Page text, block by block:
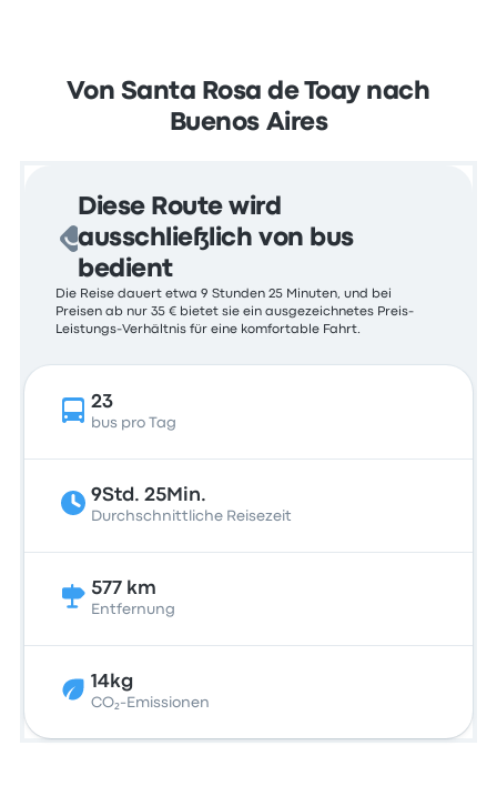
Von Santa Rosa de Toay nach
Buenos Aires
Diese Route wird
ausschließlich von bus
bedient
Die Reise dauert etwa 9 Stunden 25 Minuten, und bei
Preisen ab nur 35 € bietet sie ein ausgezeichnetes Preis-
Leistungs-Verhältnis für eine komfortable Fahrt.
23
bus pro Tag
9Std. 25Min.
Durchschnittliche Reisezeit
577 km
Entfernung
14kg
CO₂-Emissionen